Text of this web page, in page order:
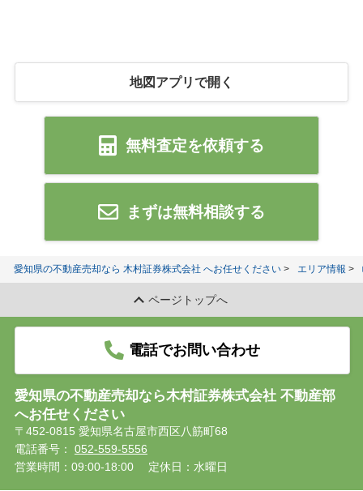
地図アプリで開く
無料査定を依頼する
まずは無料相談する
愛知県の不動産売却なら 木村証券株式会社 へお任せください エリア情報
ページトップへ
電話でお問い合わせ
愛知県の不動産売却なら木村証券株式会社 不動産部
へお任せください
〒452-0815 愛知県名古屋市西区八筋町68
電話番号： 052-559-5556
営業時間：09:00-18:00
定休日：水曜日